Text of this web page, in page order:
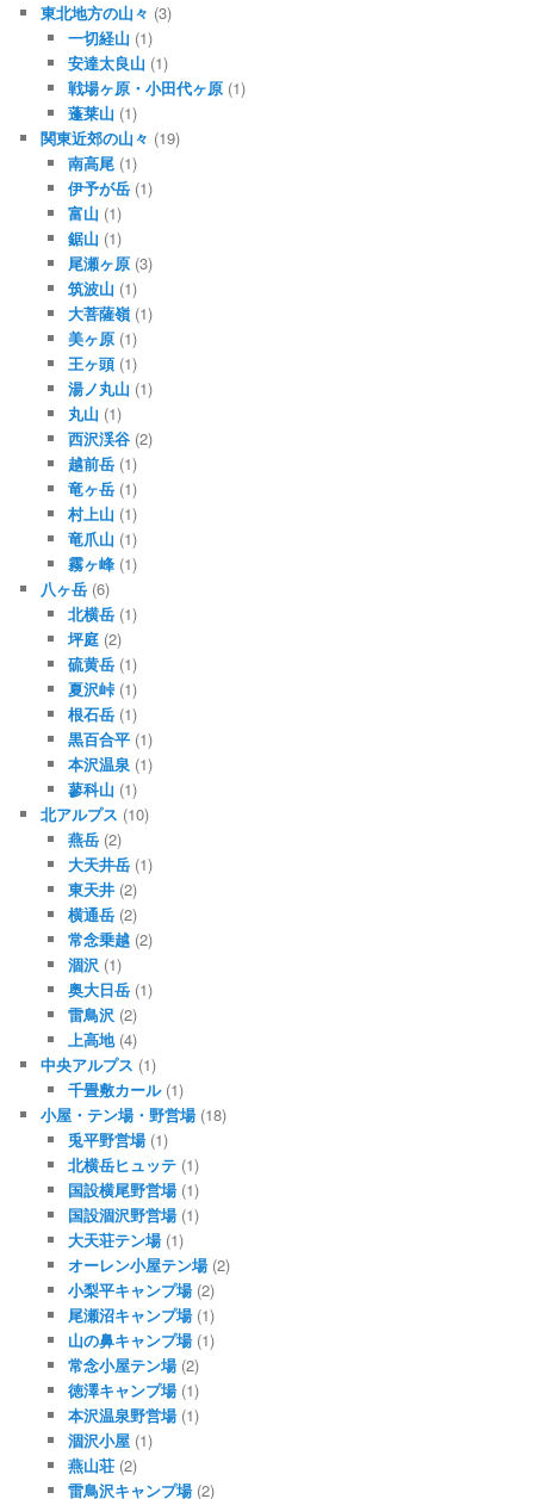
東北地方の山々 (3)
一切経山 (1)
安達太良山 (1)
戦場ヶ原・小田代ヶ原(1)
蓬莱山 (1)
関東近郊の山々 (19)
南高尾(1)
伊予が岳(1)
富山 (1)
鋸山 (1)
尾瀬ヶ原(3)
筑波山 (1)
大菩薩嶺(1)
美ヶ原(1)
王ヶ頭(1)
湯ノ丸山 (1)
丸山 (1)
西沢渓谷(2)
越前岳(1)
竜ヶ岳(1)
村上山 (1)
竜爪山 (1)
霧ヶ峰(1)
八ヶ岳 (6)
北横岳(1)
坪庭(2)
硫黄岳(1)
夏沢峠(1)
根石岳(1)
黒百合平(1)
本沢温泉(1)
蓼科山 (1)
北アルプス (10)
燕岳(2)
大天井岳(1)
東天井(2)
横通岳(2)
常念乗越(2)
涸沢(1)
奥大日岳(1)
雷鳥沢(2)
上高地(4)
中央アルプス (1)
千畳敷カール(1)
小屋・テン場・野営場(18)
兎平野営場(1)
北横岳ヒュッテ(1)
国設横尾野営場(1)
国設涸沢野営場(1)
大天荘テン場(1)
オーレン小屋テン場(2)
小梨平キャンプ場(2)
尾瀬沼キャンプ場(1)
山の鼻キャンプ場(1)
常念小屋テン場(2)
徳澤キャンプ場(1)
本沢温泉野営場(1)
涸沢小屋(1)
燕山荘(2)
雷鳥沢キャンプ場(2)